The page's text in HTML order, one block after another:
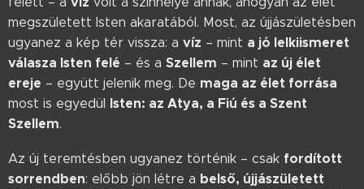
megszületett Isten akaratából. Most, az újjászületésben
ugyanez a kép tér vissza: a víz – mint a jó lelkiismeret
válasza Isten felé – és a Szellem – mint az új élet
ereje – együtt jelenik meg. De maga az élet forrása
most is egyedül Isten: az Atya, a Fiú és a Szent
Szellem.
Az új teremtésben ugyanez történik – csak fordított
sorrendben: előbb jön létre a belső, újjászületett